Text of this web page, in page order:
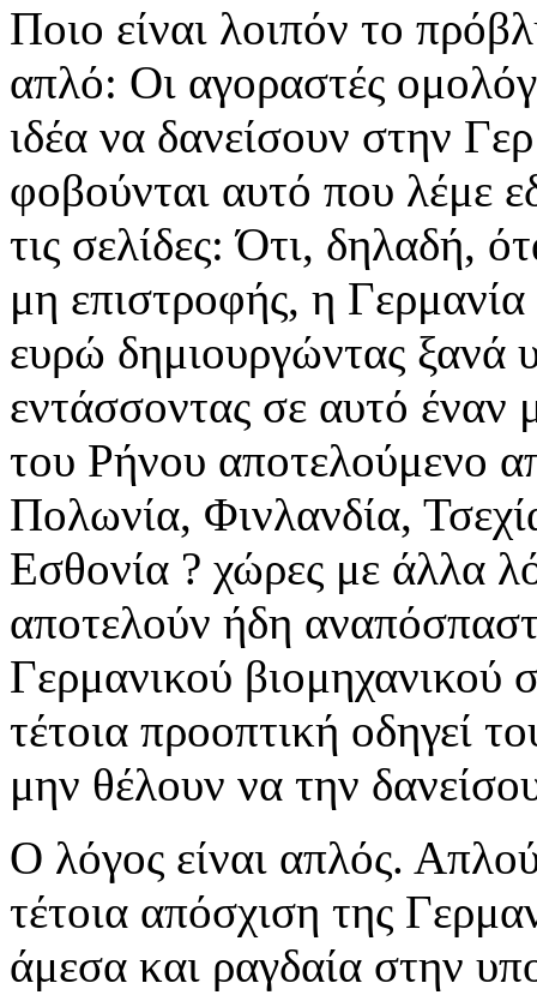
Ποιο είναι λοιπόν το
απλό: Οι αγοραστές
ιδέα να δανείσουν στην
φοβούνται αυτό που λέμε
τις σελίδες: Ότι, δηλαδή,
μη επιστροφής, η
ευρώ δημιουργώντας ξανά
εντάσσοντας σε αυτό έναν
του Ρήνου αποτελούμενο
Πολωνία, Φινλανδία,
Εσθονία ? χώρες με άλλα
αποτελούν ήδη
Γερμανικού βιομηχανικού
τέτοια προοπτική οδηγεί
μην θέλουν να την
Ο λόγος είναι απλός.
τέτοια απόσχιση της
άμεσα και ραγδαία στην